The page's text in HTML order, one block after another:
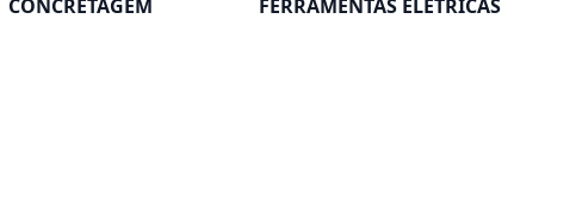
CONCRETAGEM FERRAMENTAS ELÉTRICAS